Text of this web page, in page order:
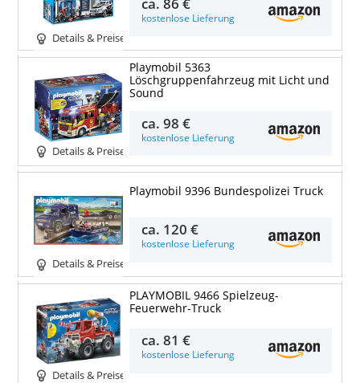
Details & Preise
kostenlose Lieferung
Details & Preise
Playmobil 5363
Löschgruppenfahrzeug mit Licht und
Sound
ca.98 €
kostenlose Lieferung
Details & Preise
Playmobil 9396 Bundespolizei Truck
ca. 120 €
kostenlose Lieferung
Details & Preise
PLAYMOBIL 9466 Spielzeug-
Feuerwehr-Truck
ca.81 €
kostenlose Lieferung